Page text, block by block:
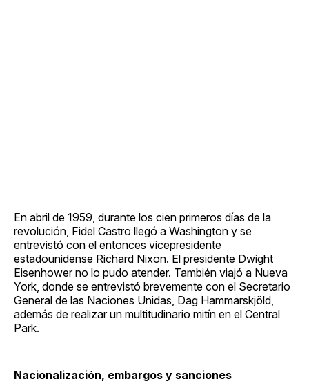
En abril de 1959, durante los cien primeros días de la
revolución, Fidel Castro llegó a Washington y se
entrevistó con el entonces vicepresidente
estadounidense Richard Nixon. El presidente Dwight
Eisenhower no lo pudo atender. También viajó a Nueva
York, donde se entrevistó brevemente con el Secretario
General de las Naciones Unidas, Dag Hammarskjöld,
además de realizar un multitudinario mitín en el Central
Park.
Nacionalización, embargos y sanciones